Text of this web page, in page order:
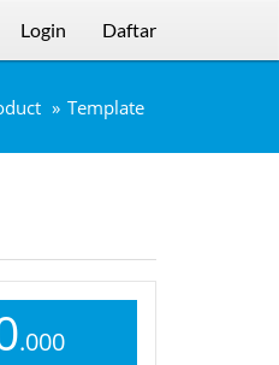
Login Daftar
Template
.000